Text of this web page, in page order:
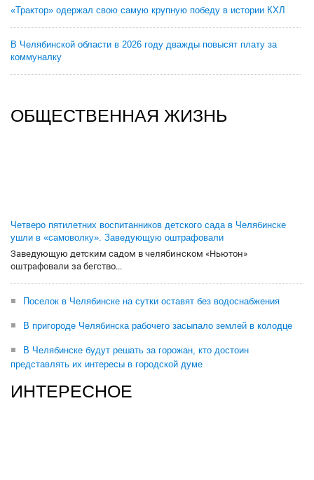
«Трактор» одержал свою самую крупную победу в истории КХЛ
В Челябинской области в 2026 году дважды повысят плату за
коммуналку
ОБЩЕСТВЕННАЯ ЖИЗНЬ
Четверо пятилетних воспитанников детского сада в Челябинске
ушли в «самоволку». Заведующую оштрафовали
Заведующую детским садом в челябинском «Ньютон»
оштрафовали за бегство...
Поселок в Челябинске на сутки оставят без водоснабжения
В пригороде Челябинска рабочего засыпало землей в колодце
В Челябинске будут решать за горожан, кто достоин
представлять их интересы в городской думе
ИНТЕРЕСНОЕ